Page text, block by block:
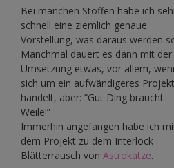
Bei manchen Stoffen habe ich
schnell eine ziemlich genaue
Vorstellung, was daraus werden
Manchmal dauert es dann mit der
Umsetzung etwas, vor allem,
sich um ein aufwändigeres Projekt
handelt, aber: “Gut Ding braucht
Weile!”
Immerhin angefangen habe ich
dem Projekt zu dem Interlock
Blätterrausch von Astrokatze.